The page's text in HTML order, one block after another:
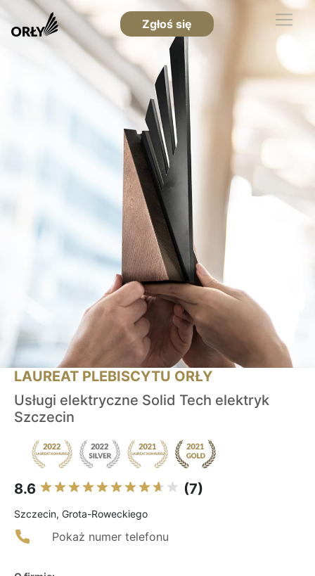
Zgłoś się
LAUREAT PLEBISCYTU ORŁY
Usługi elektryczne Solid Tech elektryk
Szczecin
8.6 (7)
Szczecin, Grota-Roweckiego
Pokaż numer telefonu